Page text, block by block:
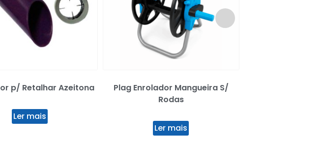
p/ Retalhar Azeitona
Ler mais
Plag Enrolador Mangueira S/
Rodas
Ler mais